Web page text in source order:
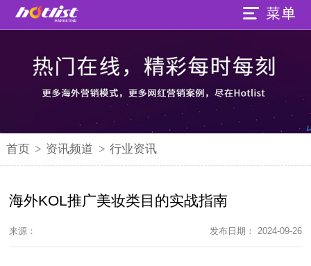
首页 > 资讯频道 > 行业资讯
海外KOL推广美妆类目的实战指南
来源： 发布日期： 2024-09-26